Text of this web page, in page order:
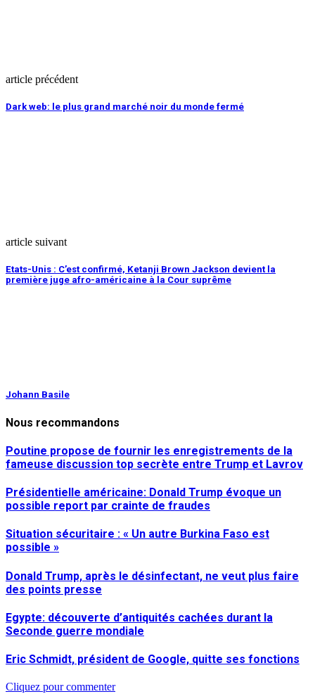
article précédent
Dark web: le plus grand marché noir du monde fermé
article suivant
Etats-Unis : C’est confirmé, Ketanji Brown Jackson devient la
première juge afro-américaine à la Cour suprême
Johann Basile
Nous recommandons
Poutine propose de fournir les enregistrements de la
fameuse discussion top secrète entre Trump et Lavrov
Présidentielle américaine: Donald Trump évoque un
possible report par crainte de fraudes
Situation sécuritaire : « Un autre Burkina Faso est
possible »
Donald Trump, après le désinfectant, ne veut plus faire
des points presse
Egypte: découverte d’antiquités cachées durant la
Seconde guerre mondiale
Eric Schmidt, président de Google, quitte ses fonctions
Cliquez pour commenter